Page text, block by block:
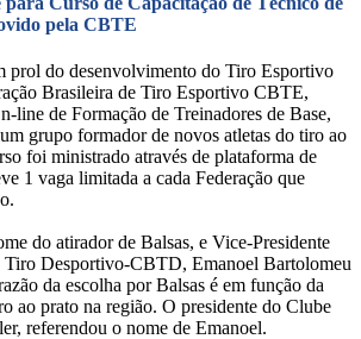
pela CBTE
prol do desenvolvimento do Tiro Esportivo
Brasileira de Tiro Esportivo CBTE,
line de Formação de Treinadores de Base,
grupo formador de novos atletas do tiro ao
foi ministrado através de plataforma de
1 vaga limitada a cada Federação que
do atirador de Balsas, e Vice-Presidente
Tiro Desportivo-CBTD, Emanoel Bartolomeu
da escolha por Balsas é em função da
ao prato na região. O presidente do Clube
referendou o nome de Emanoel.